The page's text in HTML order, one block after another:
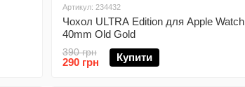
Артикул: 234432
Чохол ULTRA Edition для Apple Watch
40mm Old Gold
390 грн
290 грн Купити